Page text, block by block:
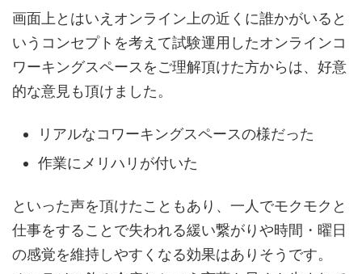
画面上とはいえオンライン上の近くに誰かがいると
いうコンセプトを考えて試験運用したオンラインコ
ワーキングスペースをご理解頂けた方からは、好意
的な意見も頂けました。
リアルなコワーキングスペースの様だった
作業にメリハリが付いた
といった声を頂けたこともあり、一人でモクモクと
仕事をすることで失われる緩い繋がりや時間・曜日
の感覚を維持しやすくなる効果はありそうです。